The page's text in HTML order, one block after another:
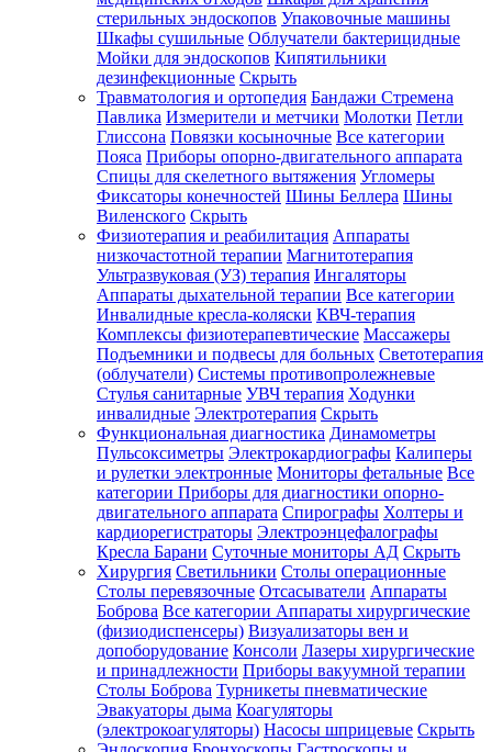
стерильных эндоскопов Упаковочные машины
Шкафы сушильные Облучатели бактерицидные
Мойки для эндоскопов Кипятильники
дезинфекционные Скрыть
Травматология и ортопедия Бандажи Стремена
Павлика Измерители и метчики Молотки Петли
Глиссона Повязки косыночные Все категории
Пояса Приборы опорно-двигательного аппарата
Спицы для скелетного вытяжения Угломеры
Фиксаторы конечностей Шины Беллера Шины
Виленского Скрыть
Физиотерапия и реабилитация Аппараты
низкочастотной терапии Магнитотерапия
Ультразвуковая (УЗ) терапия Ингаляторы
Аппараты дыхательной терапии Все категории
Инвалидные кресла-коляски КВЧ-терапия
Комплексы физиотерапевтические Массажеры
Подъемники и подвесы для больных Светотерапия
(облучатели) Системы противопролежневые
Стулья санитарные УВЧ терапия Ходунки
инвалидные Электротерапия Скрыть
Функциональная диагностика Динамометры
Пульсоксиметры Электрокардиографы Калиперы
и рулетки электронные Мониторы фетальные Все
категории Приборы для диагностики опорно-
двигательного аппарата Спирографы Холтеры и
кардиорегистраторы Электроэнцефалографы
Кресла Барани Суточные мониторы АД Скрыть
Хирургия Светильники Столы операционные
Столы перевязочные Отсасыватели Аппараты
Боброва Все категории Аппараты хирургические
(физиодиспенсеры) Визуализаторы вен и
допоборудование Консоли Лазеры хирургические
и принадлежности Приборы вакуумной терапии
Столы Боброва Турникеты пневматические
Эвакуаторы дыма Коагуляторы
(электрокоагуляторы) Насосы шприцевые Скрыть